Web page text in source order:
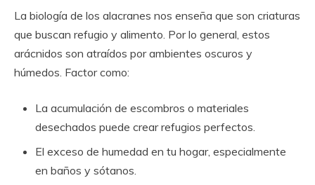
La biología de los alacranes nos enseña que son criaturas
que buscan refugio y alimento. Por lo general, estos
arácnidos son atraídos por ambientes oscuros y
húmedos. Factor como:
La acumulación de escombros o materiales
desechados puede crear refugios perfectos.
El exceso de humedad en tu hogar, especialmente
en baños y sótanos.